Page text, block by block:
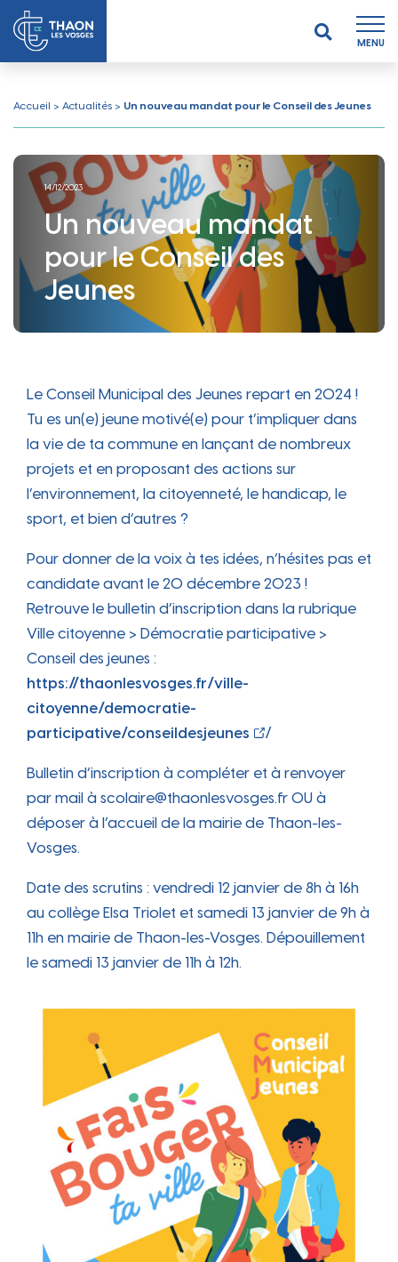
MENU
Accueil > Actualités > Un nouveau mandat pour le Conseil des Jeunes
14/12/2023
Un nouveau mandat
pour le Conseil des
Jeunes
Le Conseil Municipal des Jeunes repart en 2024 !
Tu es un(e) jeune motivé(e) pour t’impliquer dans
la vie de ta commune en lançant de nombreux
projets et en proposant des actions sur
l’environnement, la citoyenneté, le handicap, le
sport, et bien d’autres ?
Pour donner de la voix à tes idées, n’hésites pas et
candidate avant le 20 décembre 2023 !
Retrouve le bulletin d’inscription dans la rubrique
Ville citoyenne > Démocratie participative >
Conseil des jeunes :
https://thaonlesvosges.fr/ville-
citoyenne/democratie-
participative/conseildesjeunes
/
Bulletin d’inscription à compléter et à renvoyer
par mail à scolaire@thaonlesvosges.fr OU à
déposer à l’accueil de la mairie de Thaon-les-
Vosges.
Date des scrutins : vendredi 12 janvier de 8h à 16h
au collège Elsa Triolet et samedi 13 janvier de 9h à
11h en mairie de Thaon-les-Vosges. Dépouillement
le samedi 13 janvier de 11h à 12h.